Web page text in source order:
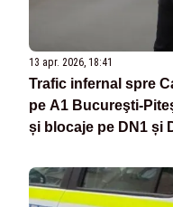
13 apr. 2026, 18:41
Trafic infernal spre
pe A1 Bucureşti-
și blocaje pe DN1 și